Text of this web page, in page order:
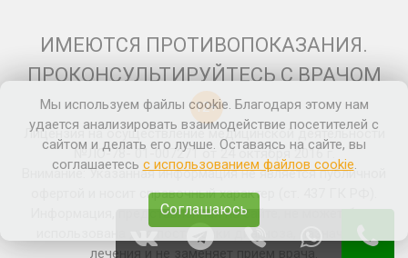
ИМЕЮТСЯ ПРОТИВОПОКАЗАНИЯ.
ПРОКОНСУЛЬТИРУЙТЕСЬ С ВРАЧОМ
12+
Лицензия на осуществление медицинской деятельности
№ЛО-78- 01-007271 от 24 октября 2016 г.
Внимание: Указанная информация не является публичной
офертой и носит справочный характер (ст. 437 ГК РФ).
Информация, представленная на сайте, не может быть
лечения и не заменяет прием врача.
Мы используем файлы cookie. Благодаря этому нам
удается анализировать взаимодействие посетителей с
сайтом и делать его лучше. Оставаясь на сайте, вы
соглашаетесь с использованием файлов cookie.
Соглашаюсь